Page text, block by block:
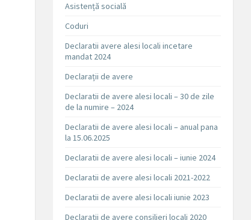
Asistență socială
Coduri
Declaratii avere alesi locali incetare
mandat 2024
Declarații de avere
Declaratii de avere alesi locali – 30 de zile
de la numire – 2024
Declaratii de avere alesi locali – anual pana
la 15.06.2025
Declaratii de avere alesi locali – iunie 2024
Declaratii de avere alesi locali 2021-2022
Declaratii de avere alesi locali iunie 2023
Declaratii de avere consilieri locali 2020